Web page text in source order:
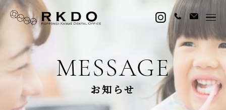
MESSAGE
お知らせ